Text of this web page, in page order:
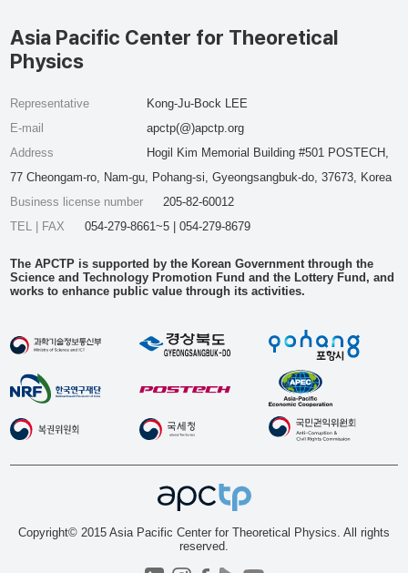
Asia Pacific Center for Theoretical
Physics
Representative
Kong-Ju-Bock LEE
E-mail
apctp(@)apctp.org
Address
Hogil Kim Memorial Building #501 POSTECH,
77 Cheongam-ro, Nam-gu, Pohang-si, Gyeongsangbuk-do, 37673, Korea
Business license number
205-82-60012
TEL | FAX
054-279-8661~5 | 054-279-8679
The APCTP is supported by the Korean Government through the
Science and Technology Promotion Fund and the Lottery Fund, and
works to enhance public value through its activities.
Copyright© 2015 Asia Pacific Center for Theoretical Physics. All rights
reserved.